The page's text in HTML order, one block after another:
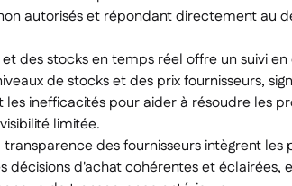
autorisés et répondant directement au
des stocks en temps réel offre un suivi
de stocks et des prix fournisseurs,
les inefficacités pour aider à résoudre les
limitée.
des fournisseurs intègrent les
décisions d'achat cohérentes et éclairées,